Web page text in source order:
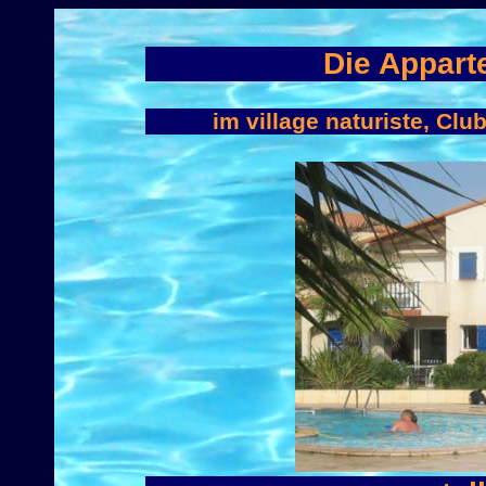
Die
im village naturiste,